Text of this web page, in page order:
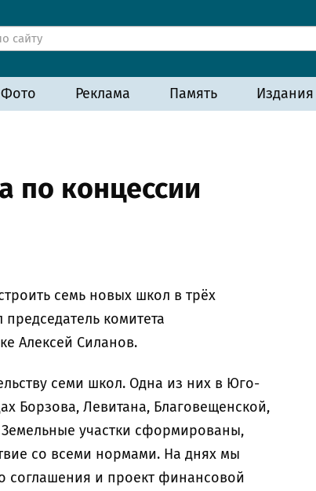
Фото Реклама Память Издания
по концессии
семь новых школ в трёх
комитета
Алексей Силанов.
семи школ. Одна из них в Юго-
Борзова, Левитана, Благовещенской,
участки сформированы,
со всеми нормами. На днях мы
соглашения и проект финансовой